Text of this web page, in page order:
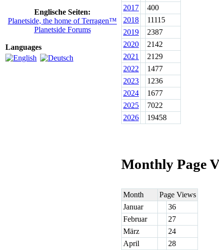
Englische Seiten:
Planetside, the home of Terragen™
Planetside Forums
Languages
2017
400
2018
11115
2019
2387
2020
2142
2021
2129
2022
1477
2023
1236
2024
1677
2025
7022
2026
19458
Monthly Page
Month
Page Views
Januar
36
Februar
27
März
24
April
28